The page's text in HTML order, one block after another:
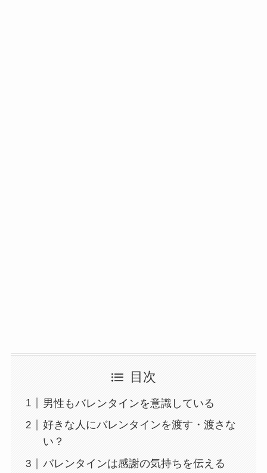
目次
男性もバレンタインを意識している
好きな人にバレンタインを渡す・渡さな
い？
バレンタインは感謝の気持ちを伝える